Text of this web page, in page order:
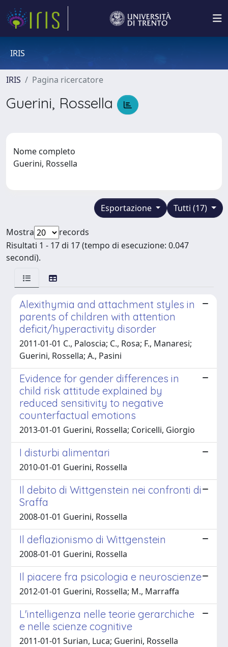
IRIS
IRIS Pagina ricercatore
Guerini, Rossella
Nome completo
Guerini, Rossella
Tutti (17)
Esportazione
Mostra
records
Risultati 1 - 17 di 17 (tempo di esecuzione: 0.047
secondi).
Alexithymia and attachment styles in
parents of children with attention
deficit/hyperactivity disorder
2011-01-01 C., Paloscia; C., Rosa; F., Manaresi;
Guerini, Rossella; A., Pasini
Evidence for gender differences in
child risk attitude explained by
reduced sensitivity to negative
counterfactual emotions
2013-01-01 Guerini, Rossella; Coricelli, Giorgio
I disturbi alimentari
2010-01-01 Guerini, Rossella
Il debito di Wittgenstein nei confronti di
Sraffa
2008-01-01 Guerini, Rossella
Il deflazionismo di Wittgenstein
2008-01-01 Guerini, Rossella
Il piacere fra psicologia e neuroscienze
2012-01-01 Guerini, Rossella; M., Marraffa
L'intelligenza nelle teorie gerarchiche
e nelle scienze cognitive
2011-01-01 Surian, Luca; Guerini, Rossella